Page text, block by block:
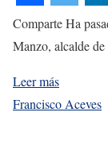
Comparte Ha
Manzo, alcalde
Leer más
Francisco Aceves